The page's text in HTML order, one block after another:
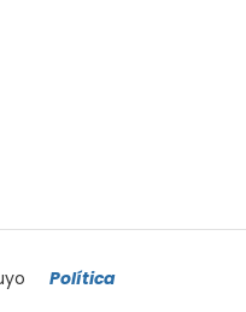
Política